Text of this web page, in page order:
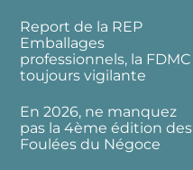
Report de la REP
Emballages
professionnels, la FDMC
toujours vigilante
En 2026, ne manquez
pas la 4ème édition des
Foulées du Négoce